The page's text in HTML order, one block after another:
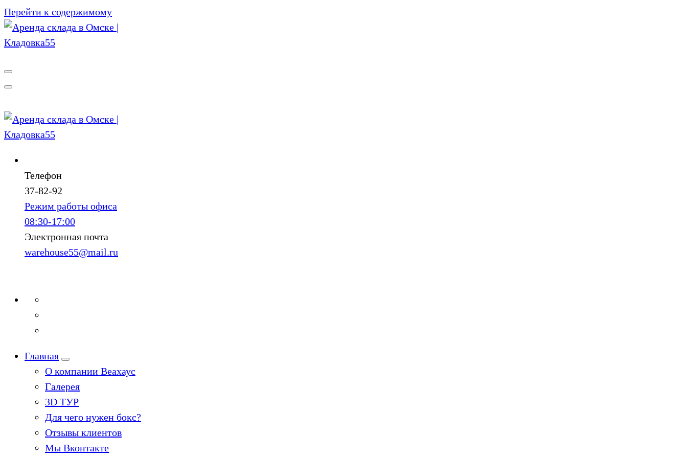
Перейти к содержимому
Телефон
37-82-92
Режим работы офиса
08:30-17:00
Электронная почта
warehouse55@mail.ru
Главная
О компании Веахаус
Галерея
3D ТУР
Для чего нужен бокс?
Отзывы клиентов
Мы Вконтакте